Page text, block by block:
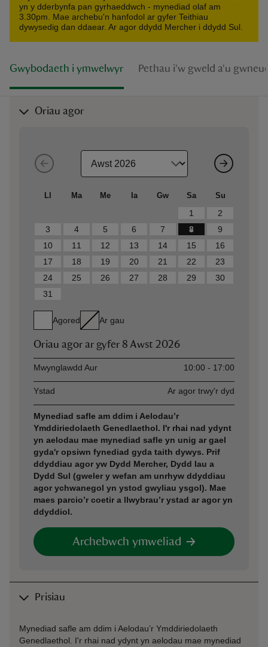
yn y dderbynfa pan gyrhaeddwch - mynediad olaf am
3.30pm. Mae archebu'n hanfodol ar gyfer Teithiau
dywysedig dan ddaear. Ar agor ddydd Mercher i ddydd Sul.
Gwybodaeth i ymwelwyr Pethau i'w gweld a'u
Oriau agor
Ll Ma Me Ia Gw Sa Su
1
2
3
4 5 6 7 8
9
10
11 12 13 14 15
16
17
18 19 20 21 22
23
24
25 26 27 28 29
30
31
Agored Ar gau
Oriau agor ar gyfer 8 Awst 2026
AssetOpening time
Mwynglawdd Aur 10:00 - 17:00
Ystad Ar agor trwy'r dyd
Mynediad safle am ddim i Aelodau’r
Ymddiriedolaeth Genedlaethol. I'r rhai nad ydynt
yn aelodau mae mynediad safle yn unig ar gael
gyda'r opsiwn fynediad gyda taith dywys. Prif
ddyddiau agor yw Dydd Mercher, Dydd Iau a
Dydd Sul (gweler y wefan am unrhyw ddyddiau
agor ychwanegol yn ystod gwyliau ysgol). Mae
maes parcio’r coetir a llwybrau’r ystad ar agor yn
ddyddiol.
Archebwch ymweliad
Prisiau
Mynediad safle am ddim i Aelodau’r Ymddiriedolaeth
Genedlaethol. I'r rhai nad ydynt yn aelodau mae mynediad